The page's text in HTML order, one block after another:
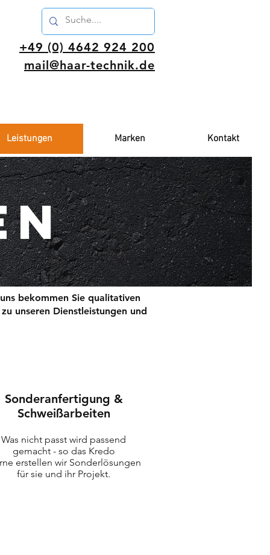
+49 (0) 4642 924 200
mail@haar-technik.de
Leistungen Marken Kontakt
bekommen Sie qualitativen
unseren Dienstleistungen und
Sonderanfertigung &
Schweißarbeiten
Was nicht passt wird passend
gemacht - so das Kredo
erstellen wir Sonderlösungen
für sie und ihr Projekt.